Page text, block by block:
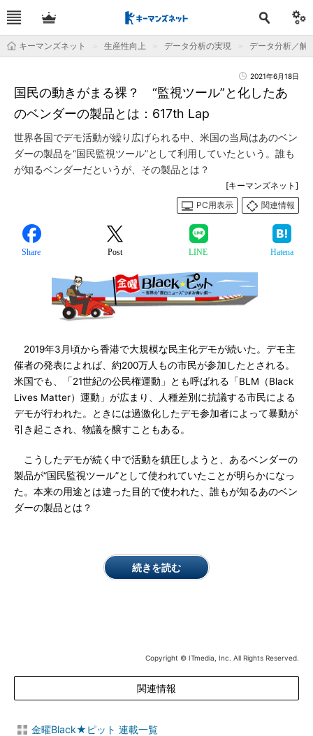
キーマンズネット 生産性向上 データ分析の実現 データ分析／解
2021年6月18日
国民の動きがまる裸？ “監視ツール”と化したあ
のベンダーの製品とは：617th Lap
世界各国でデモ活動が繰り広げられる中、米国の当局はあのベン
ダーの製品を“国民監視ツール”として利用していたという。誰も
が知るベンダーだというが、その製品とは？
[キーマンズネット]
PC用表示
関連情報
Share Post LINE Hatena
2019年3月頃から香港で大規模な民主化デモが続いた。デモ主
催者の発表によれば、約200万人もの市民が参加したとされる。
米国でも、「21世紀の公民権運動」とも呼ばれる「BLM（Black
Lives Matter）運動」が広まり、人種差別に抗議する市民による
デモが行われた。ときには過激化したデモ参加者によって暴動が
引き起こされ、物議を醸すこともある。
こうしたデモが続く中で活動を鎮圧しようと、あるベンダーの
製品が“国民監視ツール”として使われていたことが明らかになっ
た。本来の用途とは違った目的で使われた、誰もが知るあのベン
ダーの製品とは？
続きを読む
Copyright © ITmedia, Inc. All Rights Reserved.
関連情報
金曜Black★ピット 連載一覧